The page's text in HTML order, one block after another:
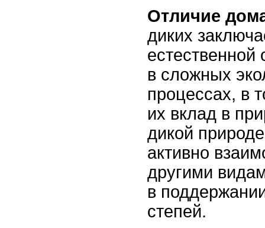
Отличие
диких
естественной
в сложных
процессах, в
их вклад в
дикой
активно
другими
в
степей.